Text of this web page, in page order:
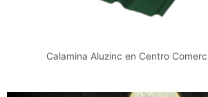
Calamina Aluzinc en Centro